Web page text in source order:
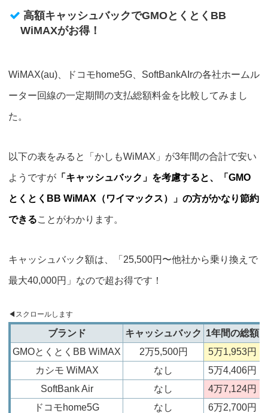
高額キャッシュバックでGMOとくとくBB
WiMAXがお得！
WiMAX(au)、ドコモhome5G、SoftBankAIrの各社ホームル
ーター回線の一定期間の支払総額料金を比較してみまし
た。
以下の表をみると「かしもWiMAX」が3年間の合計で安い
ようですが 「キャッシュバック」を考慮すると、「GMO
とくとくBB WiMAX（ワイマックス）」の方がかなり節約
できることがわかります。
キャッシュバック額は、「25,500円〜他社から乗り換えで
最大40,000円」なので超お得です！
ブランド キャッシュバック 1年間の総額
GMOとくとくBB WiMAX
2万5,500円 5万1,953円
カシモ WiMAX
なし 5万4,406円
SoftBank Air
なし 4万7,124円
ドコモhome5G
なし 6万2,700円